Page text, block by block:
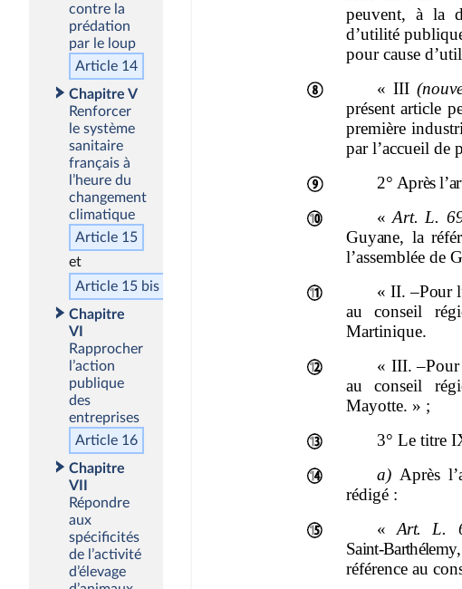
contre la
prédation
par le loup
Article 14
Chapitre V
Renforcer
le système
sanitaire
français à
l’heure du
changement
climatique
Article 15
Article 15 bis
Chapitre
VI
Rapprocher
l’action
publique
des
entreprises
Article 16
Chapitre
VII
Répondre
aux
spécificités
de l’activité
d’élevage